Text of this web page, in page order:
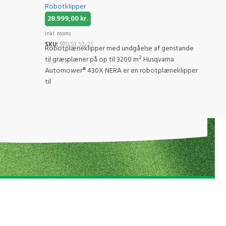
Robotklipper
28.999,00kr.
inkl. moms
SKU:970 53 52-21
Robotplæneklipper med undgåelse af genstande
til græsplæner på op til 3200 m² Husqvarna
Automower® 430X NERA er en robotplæneklipper
til